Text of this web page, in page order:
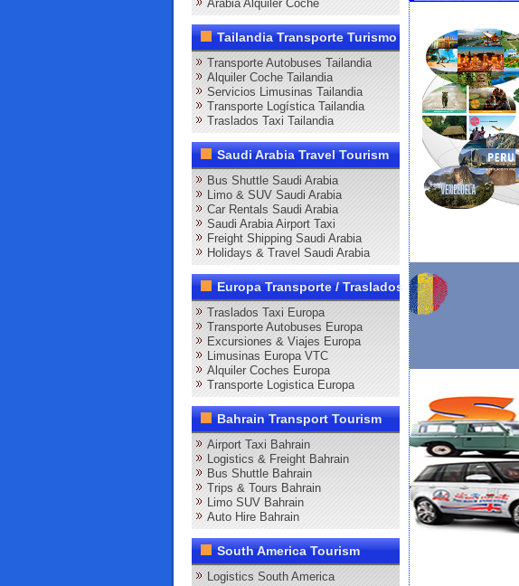
Arabia Alquiler Coche
Tailandia Transporte Turismo
Transporte Autobuses Tailandia
Alquiler Coche Tailandia
Servicios Limusinas Tailandia
Transporte Logística Tailandia
Traslados Taxi Tailandia
Saudi Arabia Travel Tourism
Bus Shuttle Saudi Arabia
Limo & SUV Saudi Arabia
Car Rentals Saudi Arabia
Saudi Arabia Airport Taxi
Freight Shipping Saudi Arabia
Holidays & Travel Saudi Arabia
Europa Transporte / Traslados
Traslados Taxi Europa
Transporte Autobuses Europa
Excursiones & Viajes Europa
Limusinas Europa VTC
Alquiler Coches Europa
Transporte Logistica Europa
Bahrain Transport Tourism
Airport Taxi Bahrain
Logistics & Freight Bahrain
Bus Shuttle Bahrain
Trips & Tours Bahrain
Limo SUV Bahrain
Auto Hire Bahrain
South America Tourism
Logistics South America